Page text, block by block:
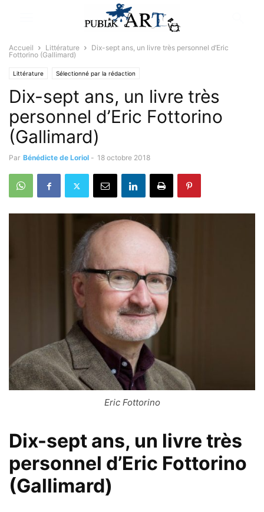
Accueil Littérature
Dix-sept ans, un livre très personnel d’Eric
Fottorino (Gallimard)
Littérature Sélectionné par la rédaction
Dix-sept ans, un livre très
personnel d’Eric Fottorino
(Gallimard)
Par Bénédicte de Loriol - 18 octobre 2018
Eric Fottorino
Dix-sept ans, un livre très
personnel d’Eric Fottorino
(Gallimard)